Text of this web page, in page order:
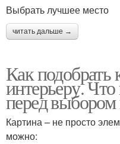
Выбрать лучшее место
читать дальше →
Как подобрать
интерьеру.
перед
Картина – не просто
можно: